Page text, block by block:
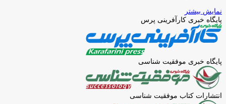
نمایش بیشتر
پایگاه خبری کارآفرینی پرس
پایگاه خبری موفقیت شناسی
انتشارات کتاب موفقیت شناسی